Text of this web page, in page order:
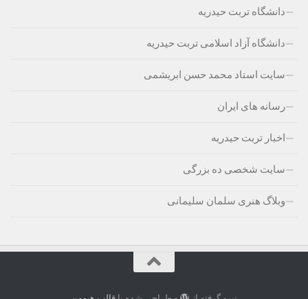
دانشگاه تربت حیدریه
دانشگاه آزاد اسلامی تربت حیدریه
سایت استاد محمد حسن ابریشمی
رسانه های ایران
اخبار تربت حیدریه
سایت شخصی ده بزرگی
وبلاگ هنری سلمان سلیمانی